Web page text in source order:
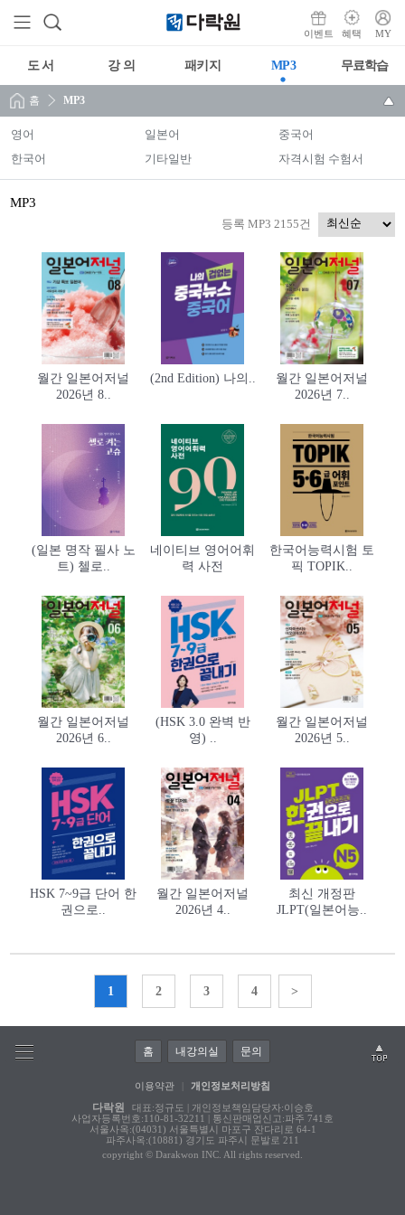
이벤트 혜택 MY
도 서 강 의 패키지 MP3 무료학습
홈 MP3
영어 일본어
중국어
한국어
기타일반 자격시험 수험서
MP3
등록 MP3 2155건
월간 일본어저널
2026년 8..
(2nd Edition) 나의..
월간 일본어저널
2026년 7..
(일본 명작 필사 노
트) 첼로..
네이티브 영어어휘
력 사전
한국어능력시험 토
픽 TOPIK..
월간 일본어저널
2026년 6..
(HSK 3.0 완벽 반
영) ..
월간 일본어저널
2026년 5..
HSK 7~9급 단어 한
권으로..
월간 일본어저널
2026년 4..
최신 개정판
JLPT(일본어능..
1 2 3 4 >
홈 내강의실 문의
이용약관 개인정보처리방침
다락원
대표:정규도 | 개인정보책임담당자:이승호
사업자등록번호:110-81-32211 | 통신판매업신고:파주 741호
서울사옥:(04031) 서울특별시 마포구 잔다리로 64-1
파주사옥:(10881) 경기도 파주시 문발로 211
copyright © Darakwon INC. All rights reserved.